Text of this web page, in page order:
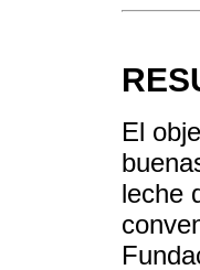
El
leche